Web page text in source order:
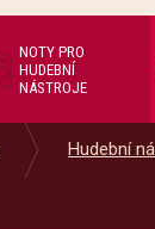
NOTY PRO
HUDEBNÍ
NÁSTROJE
Hudební